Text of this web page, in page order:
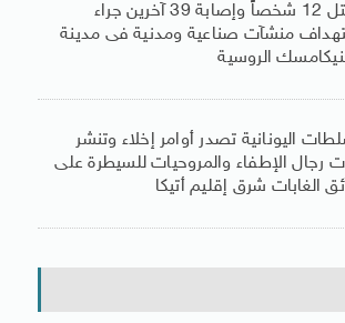
مقتل 12 شخصاً وإصابة 39 آخرين جراء
منشآت صناعية ومدنية فى مدينة
الروسية
اليونانية تصدر أوامر إخلاء وتنشر
رجال الإطفاء والمروحيات للسيطرة على
الغابات شرق إقليم أتيكا